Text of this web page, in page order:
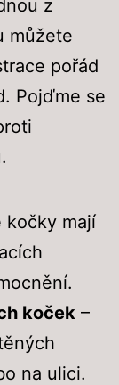
z
můžete
pořád
Pojďme se
kočky mají
koček –
na ulici.